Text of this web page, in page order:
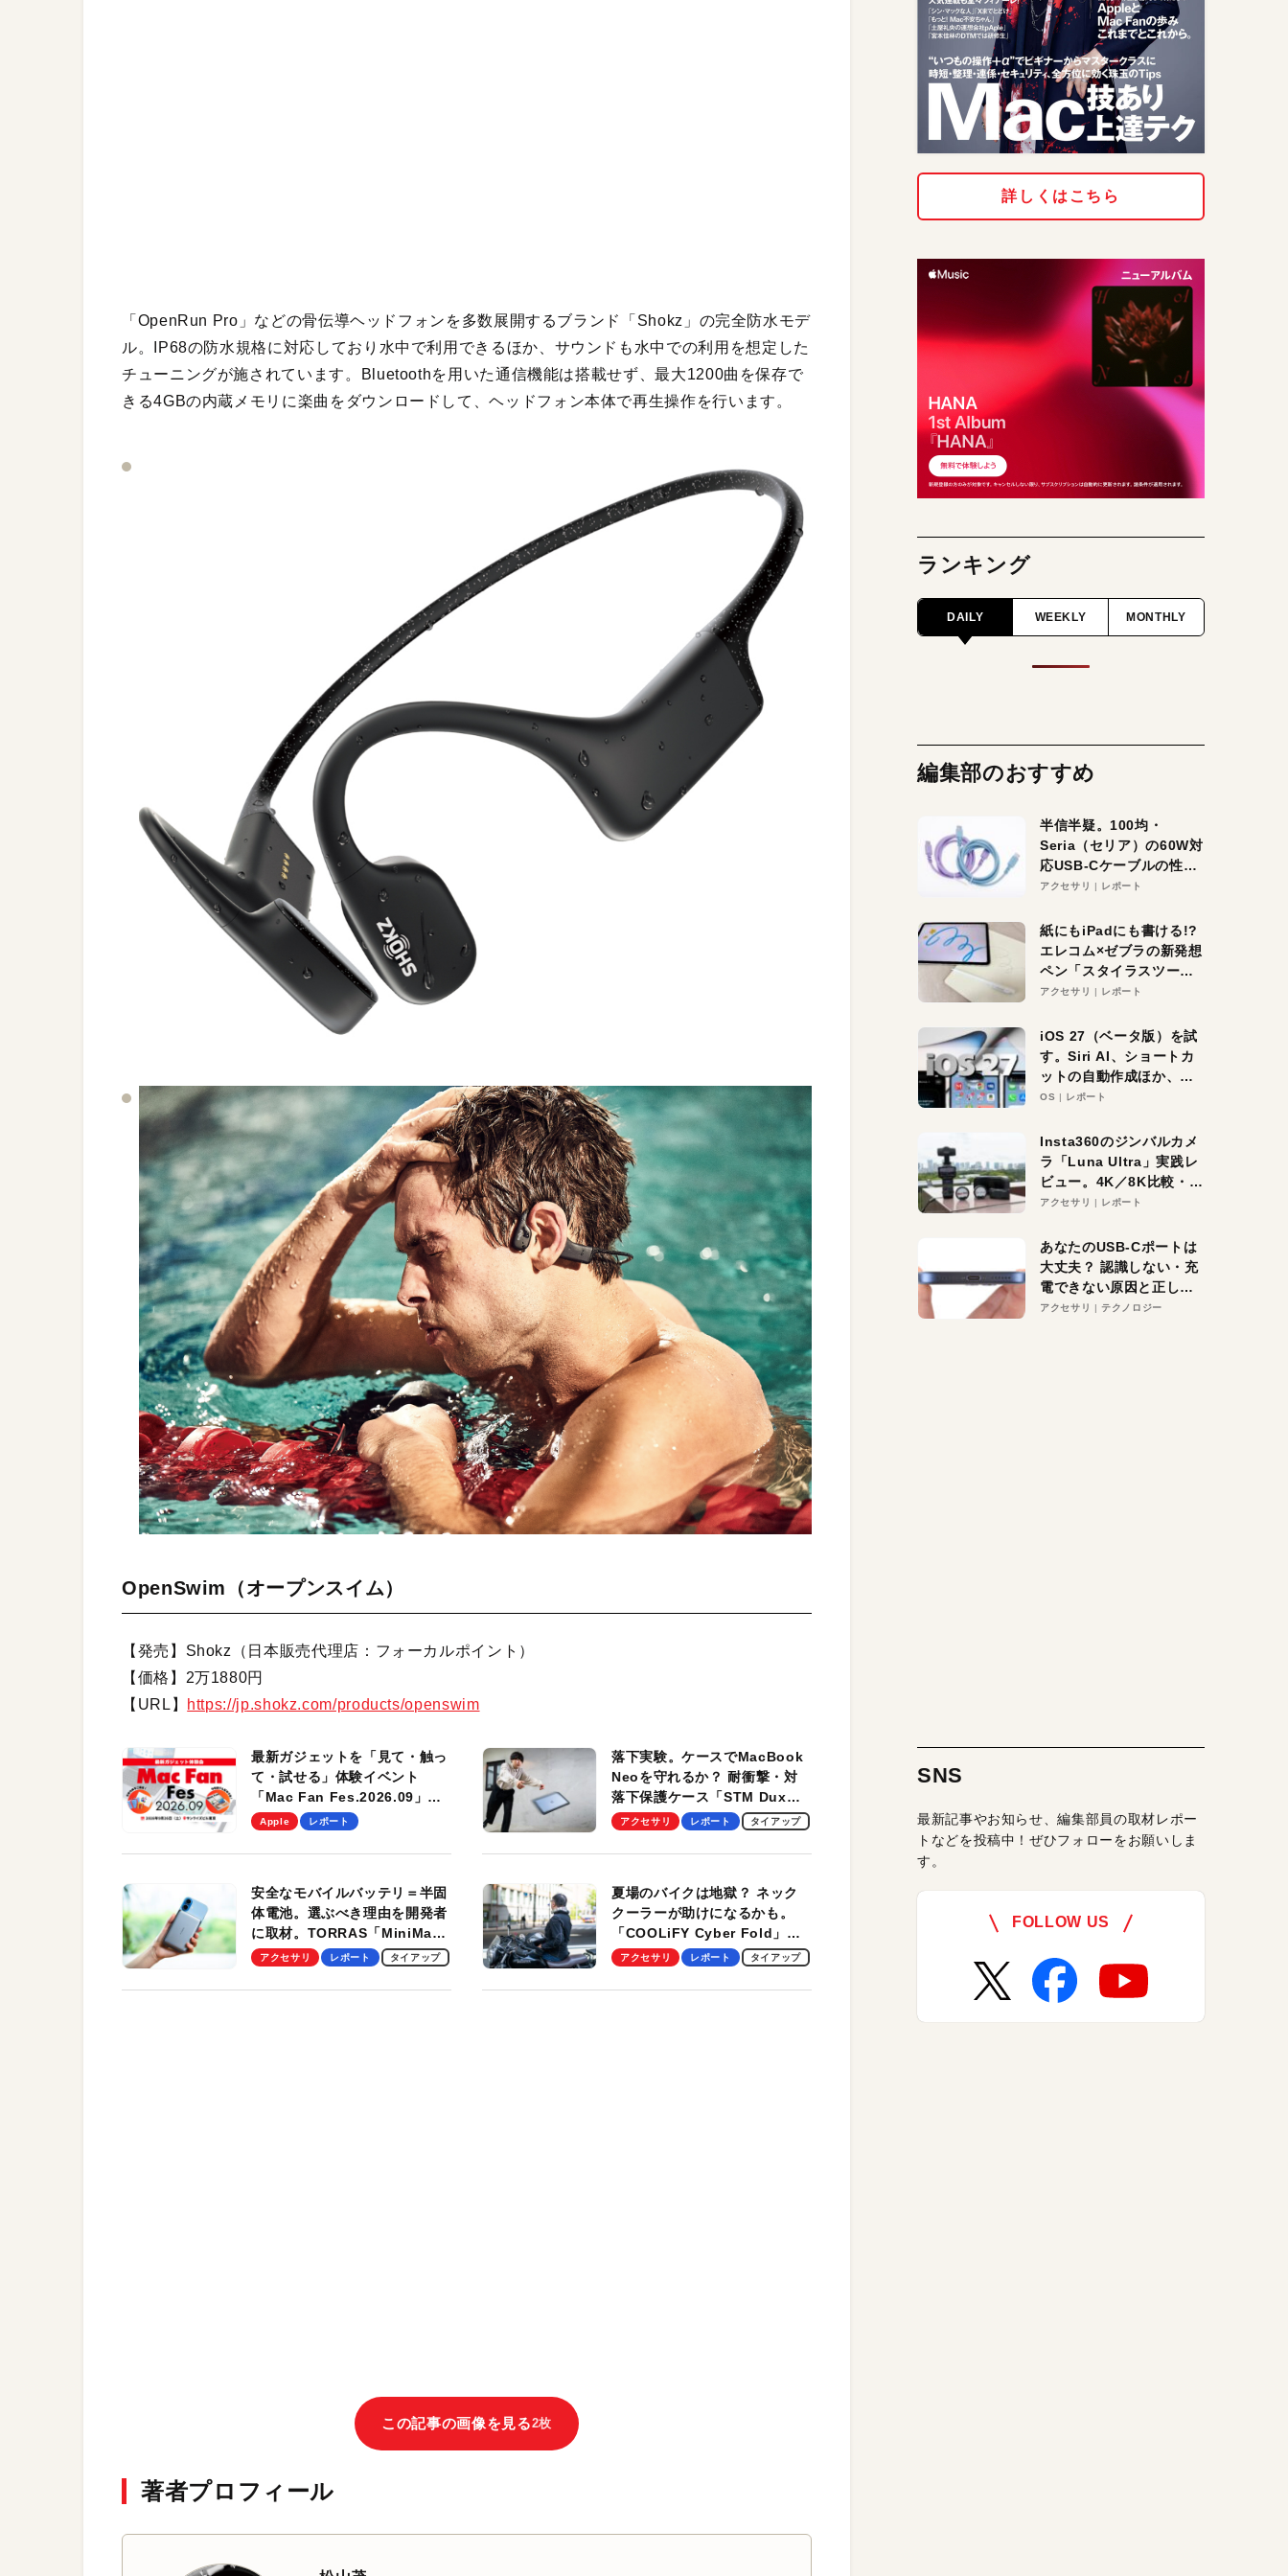
「OpenRun Pro」などの骨伝導ヘッドフォンを多数展開するブランド「Shokz」の完全防水モデ
ル。IP68の防水規格に対応しており水中で利用できるほか、サウンドも水中での利用を想定した
チューニングが施されています。Bluetoothを用いた通信機能は搭載せず、最大1200曲を保存で
きる4GBの内蔵メモリに楽曲をダウンロードして、ヘッドフォン本体で再生操作を行います。
OpenSwim（オープンスイム）
【発売】Shokz（日本販売代理店：フォーカルポイント）
【価格】2万1880円
【URL】
https://jp.shokz.com/products/openswim
最新ガジェットを「見て・触っ
て・試せる」体験イベント
「Mac Fan Fes.2026.09」
を、9月26日（土）に開催しま
Apple レポート
落下実験。ケースでMacBook
Neoを守れるか？ 耐衝撃・対
落下保護ケース「STM Dux
Ultra」を検証。学生、ビジネ
適！
アクセサリ レポート タイアップ
安全なモバイルバッテリ＝半固
体電池。選ぶべき理由を開発者
に取材。TORRAS「MiniMag
Pro」の実機レビューも
アクセサリ レポート タイアップ
夏場のバイクは地獄？ ネック
クーラーが助けになるかも。
「COOLiFY Cyber Fold」レ
ビュー。冷却の速さ、密着する
性がグッド！
アクセサリ レポート タイアップ
この記事の画像を見る2枚
著者プロフィール
詳しくはこちら
ランキング
DAILY WEEKLY MONTHLY
編集部のおすすめ
半信半疑。100均・
Seria（セリア）の60W対
応USB-Cケーブルの性能
を検証。超コスパの1本を
アクセサリ レポート
紙にもiPadにも書ける!?
エレコム×ゼブラの新発想
ペン「スタイラスツーウ
ェイ」レビュー。持ち替
アクセサリ レポート
iOS 27（ベータ版）を試
す。Siri AI、ショートカ
ットの自動作成ほか、期
待大の便利機能5選。
る未来はすぐそこ！
OS レポート
Insta360のジンバルカメ
ラ「Luna Ultra」実践レ
ビュー。4K／8K比較・ズ
ーム・夜間撮影をチェッ
アクセサリ レポート
あなたのUSB-Cポートは
大丈夫？ 認識しない・充
電できない原因と正しい
対策
アクセサリ テクノロジー
SNS
最新記事やお知らせ、編集部員の取材レポー
トなどを投稿中！ぜひフォローをお願いしま
す。
FOLLOW US